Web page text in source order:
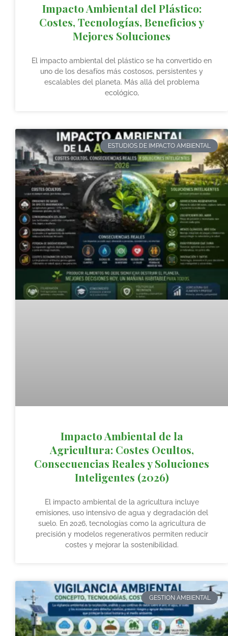
Impacto Ambiental del Plástico:
Costes, Tecnologías, Beneficios y
Mejores Soluciones
El impacto ambiental del plástico se ha convertido en
uno de los desafíos más costosos, persistentes y
escalables del planeta. Más allá del problema
ecológico,
ESTUDIOS DE IMPACTO AMBIENTAL
Impacto Ambiental de la
Agricultura: Costes Ocultos,
Consecuencias Reales y Soluciones
Inteligentes (2026)
El impacto ambiental de la agricultura incluye
emisiones, uso intensivo de agua y degradación del
suelo. En 2026, tecnologías como la agricultura de
precisión y modelos regenerativos permiten reducir
costes y mejorar la sostenibilidad.
GESTION AMBIENTAL